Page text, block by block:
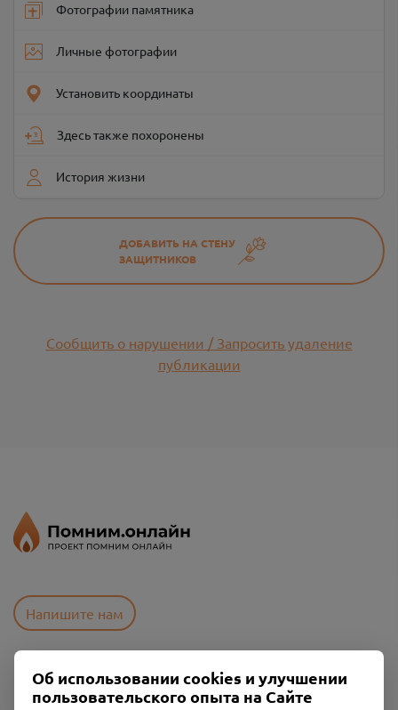
Фотографии памятника
Личные фотографии
Установить координаты
Здесь также похоронены
История жизни
ДОБАВИТЬ НА СТЕНУ
ЗАЩИТНИКОВ
Сообщить о нарушении / Запросить удаление
публикации
Напишите нам
Пользовательское соглашение
Политика конфиденциальности
Об использовании cookies и улучшении
пользовательского опыта на Сайте